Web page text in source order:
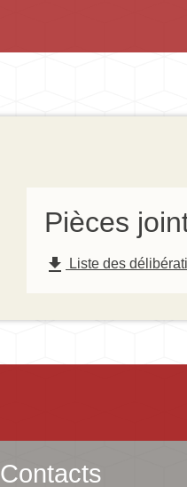
Pièces
file_download Liste des
Contacts